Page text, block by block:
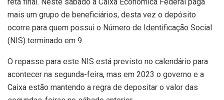
mais um grupo de beneficiários, desta vez o depósito
ocorre para quem possui o Número de Identificação Social
(NIS) terminado em 9.
O repasse para este NIS está previsto no calendário para
acontecer na segunda-feira, mas em 2023 o governo e a
Caixa estão mantendo a regra de depositar o valor das